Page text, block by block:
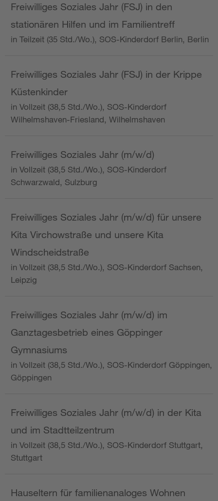
Freiwilliges Soziales Jahr (FSJ) in den
stationären Hilfen und im Familientreff
in Teilzeit (35 Std./Wo.), SOS-Kinderdorf Berlin, Berlin
Freiwilliges Soziales Jahr (FSJ) in der Krippe
Küstenkinder
in Vollzeit (38,5 Std./Wo.), SOS-Kinderdorf
Wilhelmshaven-Friesland, Wilhelmshaven
Freiwilliges Soziales Jahr (m/w/d)
in Vollzeit (38,5 Std./Wo.), SOS-Kinderdorf
Schwarzwald, Sulzburg
Freiwilliges Soziales Jahr (m/w/d) für unsere
Kita Virchowstraße und unsere Kita
Windscheidstraße
in Vollzeit (38,5 Std./Wo.), SOS-Kinderdorf Sachsen,
Leipzig
Freiwilliges Soziales Jahr (m/w/d) im
Ganztagesbetrieb eines Göppinger
Gymnasiums
in Vollzeit (38,5 Std./Wo.), SOS-Kinderdorf Göppingen,
Göppingen
Freiwilliges Soziales Jahr (m/w/d) in der Kita
und im Stadtteilzentrum
in Vollzeit (38,5 Std./Wo.), SOS-Kinderdorf Stuttgart,
Stuttgart
Hauseltern für familienanaloges Wohnen